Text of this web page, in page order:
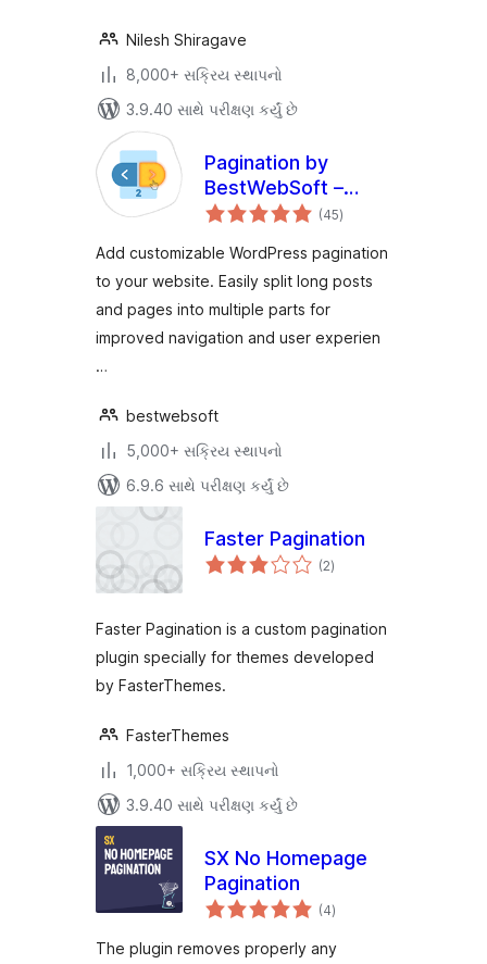
Nilesh Shiragave
8,000+ સક્રિય સ્થાપનો
3.9.40 સાથે પરીક્ષણ કર્યું છે
Pagination by
BestWebSoft –
Customizable
Splitter and
Navigation Plugin
(45કુલ
રેટિંગ્સ
)
Add customizable WordPress pagination
to your website. Easily split long posts
and pages into multiple parts for
improved navigation and user experien
…
bestwebsoft
5,000+ સક્રિય સ્થાપનો
6.9.6 સાથે પરીક્ષણ કર્યું છે
Faster Pagination
(2કુલ
રેટિંગ્સ
)
Faster Pagination is a custom pagination
plugin specially for themes developed
by FasterThemes.
FasterThemes
1,000+ સક્રિય સ્થાપનો
3.9.40 સાથે પરીક્ષણ કર્યું છે
SX No Homepage
Pagination
(4કુલ
રેટિંગ્સ
)
The plugin removes properly any